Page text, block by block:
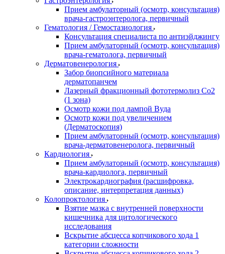
Прием амбулаторный (осмотр, консультация)
врача-гастроэнтеролога, первичный
Гематология / Гемостазиология
Консультация специалиста по антиэйджингу
Прием амбулаторный (осмотр, консультация)
врача-гематолога, первичный
Дерматовенерология
Забор биопсийного материала
дерматопанчем
Лазерный фракционный фототермолиз Со2
(1 зона)
Осмотр кожи под лампой Вуда
Осмотр кожи под увеличением
(Дерматоскопия)
Прием амбулаторный (осмотр, консультация)
врача-дерматовенеролога, первичный
Кардиология
Прием амбулаторный (осмотр, консультация)
врача-кардиолога, первичный
Электрокардиография (расшифровка,
описание, интерпретация данных)
Колопроктология
Взятие мазка с внутренней поверхности
кишечника для цитологического
исследования
Вскрытие абсцесса копчикового хода 1
категории сложности